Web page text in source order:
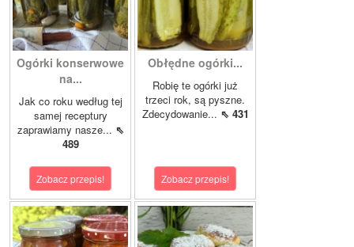
Ogórki konserwowe
na...
Jak co roku według tej
samej receptury
zaprawiamy nasze... ⇖
489
Zobacz przepis!
Obłędne ogórki...
Robię te ogórki już
trzeci rok, są pyszne.
Zdecydowanie... ⇖ 431
Zobacz przepis!